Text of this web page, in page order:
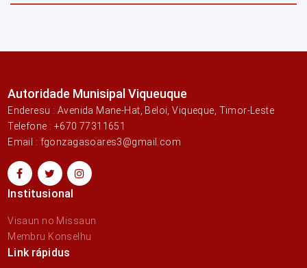
Autoridade Munisipal Viqueuque
Enderesu : Avenida Mane-Hat, Beloi, Viqueque, Timor-Leste
Telefone : +670 77311651
Email : fgonzagasoares3@gmail.com
Institusional
Visaun no Missaun
Membru Konselhu
Link rápidus